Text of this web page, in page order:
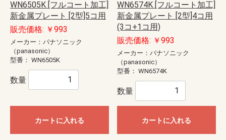
WN6505K [フルコート加工]
新金属プレート [2型]5コ用
販売価格: ￥993
メーカー：パナソニック
（panasonic）
型番： WN6505K
数量
カートに入れる
WN6574K [フルコート加工]
新金属プレート [2型]4コ用
(3コ+1コ用)
販売価格: ￥993
メーカー：パナソニック
（panasonic）
型番： WN6574K
数量
カートに入れる